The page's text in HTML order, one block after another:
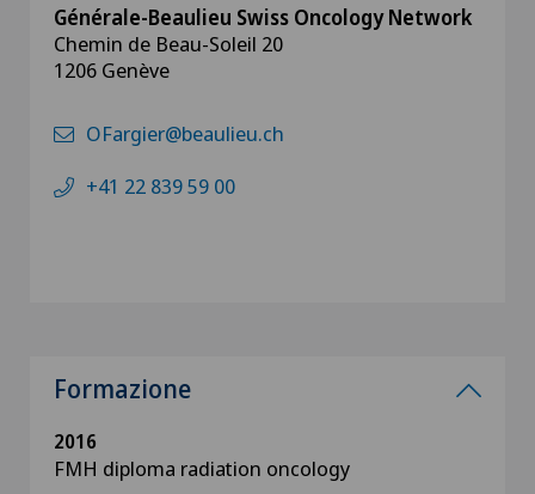
Générale-Beaulieu Swiss Oncology Network
Chemin de Beau-Soleil 20
1206 Genève
OFargier@beaulieu.ch
+41 22 839 59 00
Formazione
2016
FMH diploma radiation oncology